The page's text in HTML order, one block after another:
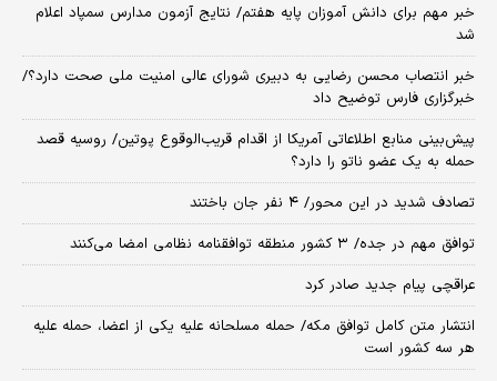
خبر مهم برای دانش آموزان پایه هفتم/ نتایج آزمون مدارس سمپاد اعلام
شد
خبر انتصاب محسن رضایی به دبیری شورای عالی امنیت ملی صحت دارد؟/
خبرگزاری فارس توضیح داد
پیش‌بینی منابع اطلاعاتی آمریکا از اقدام قریب‌الوقوع پوتین/ روسیه قصد
حمله به یک عضو ناتو را دارد؟
تصادف شدید در این محور/ ۴ نفر جان باختند
توافق مهم در جده/ ۳ کشور منطقه توافقنامه نظامی امضا می‌کنند
عراقچی پیام جدید صادر کرد
انتشار متن کامل توافق مکه/ حمله مسلحانه علیه یکی از اعضا، حمله علیه
هر سه کشور است